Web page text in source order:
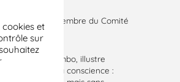
cookies et
sur
Messica (membre du Comité
Arthur Rambo, illustre
d’éveil de la conscience :